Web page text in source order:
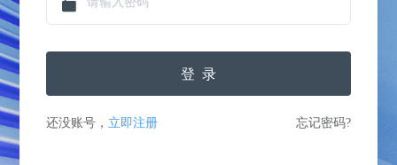
登录
还没账号， 立即注册 忘记密码?